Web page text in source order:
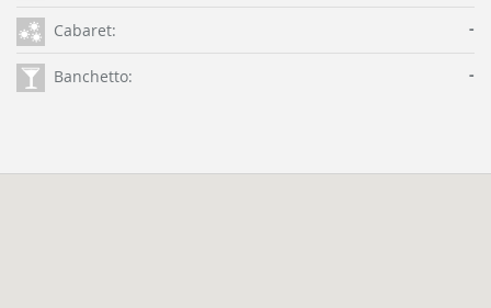
Cabaret: -
Banchetto: -